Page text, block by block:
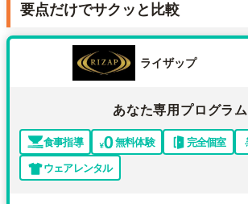
要点だけでサクッと比較
ライザップ
あなた専用プログラム
食事指導 無料体験 完全個室
ウェアレンタル